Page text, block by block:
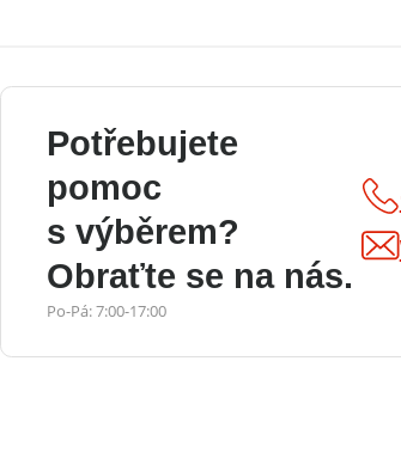
Potřebujete
pomoc
s výběrem?
Obraťte se na nás.
Po-Pá: 7:00-17:00